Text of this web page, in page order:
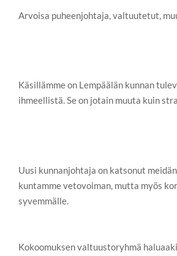
Arvoisa puheenjohtaja, valtuutetut,
Käsillämme on Lempäälän kunnan
ihmeellistä. Se on jotain muuta kuin
Uusi kunnanjohtaja on katsonut
kuntamme vetovoiman, mutta myös
syvemmälle.
Kokoomuksen valtuustoryhmä